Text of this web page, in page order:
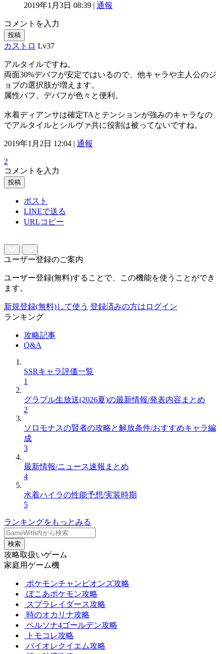
2019年1月3日 08:39 | 通報
コメントを入力
投稿
カストロ Lv37
アルタイルですね。
両面30%デバフが安定ではいるので、他キャラや主人公のジ
ョブの選択肢が増えます。
属性バフ、デバフが色々と便利。
水着ディアンサは確定TAとテンションが強みのキャラなの
でアルタイルとシルヴァ共に役割は被ってないですね。
2019年1月2日 12:04 | 通報
2
コメントを入力
投稿
ポスト
LINEで送る
URLコピー
ユーザー登録のご案内
ユーザー登録(無料)することで、この機能を使うことができ
ます。
新規登録(無料)して使う 登録済みの方はログイン
ランキング
攻略記事
Q&A
SSRキャラ評価一覧
1
グラブル生放送(2026夏)の最新情報/発表内容まとめ
2
ソロモナスの賢者の攻略と解放条件/おすすめキャラ編
成
3
最新情報/ニュース速報まとめ
4
水着ハイラの性能予想/実装時期
5
ランキングをもっとみる
検索
攻略取扱いゲーム
家庭用ゲーム機
ポケモンチャンピオンズ攻略
ぽこあポケモン攻略
スプラレイダース攻略
時のオカリナ攻略
ペルソナ4ゴールデン攻略
トモコレ攻略
バイオレクイエム攻略